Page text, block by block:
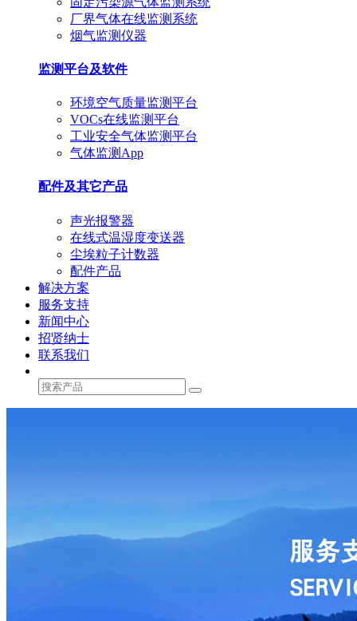
厂界气体在线监测系统
烟气监测仪器
监测平台及软件
环境空气质量监测平台
VOCs在线监测平台
工业安全气体监测平台
气体监测App
配件及其它产品
声光报警器
在线式温湿度变送器
尘埃粒子计数器
配件产品
解决方案
服务支持
新闻中心
招贤纳士
联系我们